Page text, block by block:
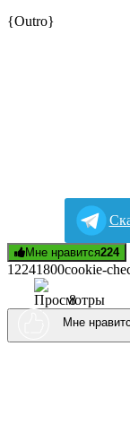
{Outro}
Мне нравится224
12241800cookie-
8
Мне